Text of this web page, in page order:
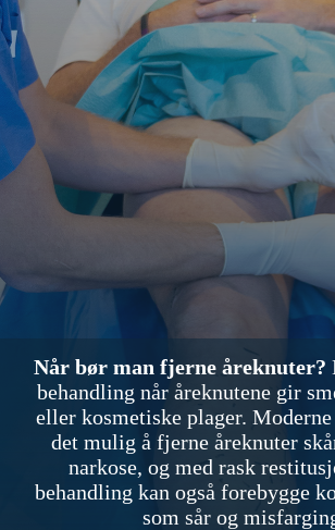
Når bør man fjerne åreknuter?
behandling når åreknutene gir
eller kosmetiske plager.
det mulig å fjerne åreknuter
narkose, og med rask
behandling kan også forebygge
som sår og